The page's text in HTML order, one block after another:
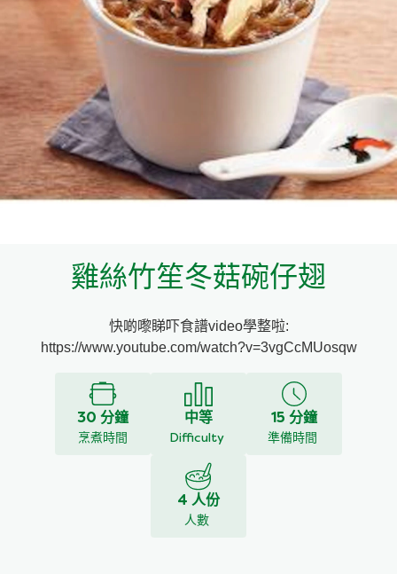
季節節慶
多國料理
料理種類
家樂牌鮮菇粉
家樂牌濃湯寶
家樂牌雞汁
家樂牌快熟通心粉
家樂牌鷹粟粉
家樂牌純鮮清雞湯
愛環境食材名單
愛環境食材食譜
愛環境食材篩選條件
雞絲竹笙冬菇碗仔翅
快啲嚟睇吓食譜video學整啦:
https://www.youtube.com/watch?v=3vgCcMUosqw
30 分鐘
烹煮時間
中等
Difficulty
15 分鐘
準備時間
4 人份
人數